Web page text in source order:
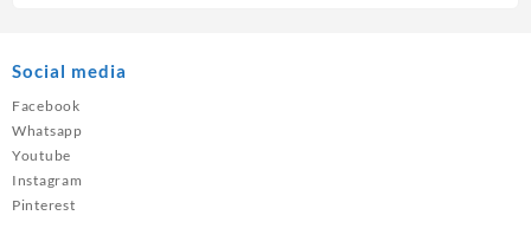
Social media
Facebook
Whatsapp
Youtube
Instagram
Pinterest